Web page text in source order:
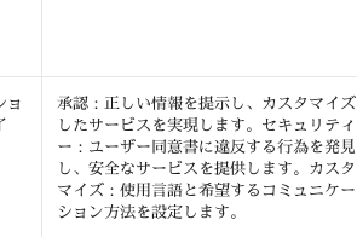
ョ
承認：正しい情報を提示し、カスタマイズ
したサービスを実現します。セキュリティ
ー：ユーザー同意書に違反する行為を発見
し、安全なサービスを提供します。カスタ
マイズ：使用言語と希望するコミュニケー
ション方法を設定します。